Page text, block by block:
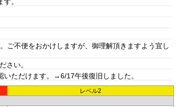
ご不便をおかけしますが、御理解頂きますよう宜し
さい。
ただけます。→6/17午後復旧しました。
レベル2